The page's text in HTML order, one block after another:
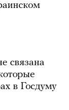
связана
в Госдуму